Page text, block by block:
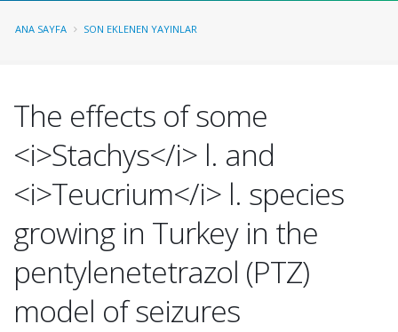
ANA SAYFA SON EKLENEN YAYINLAR
The effects of some
<i>Stachys</i> l. and
<i>Teucrium</i> l. species
growing in Turkey in the
pentylenetetrazol (PTZ)
model of seizures